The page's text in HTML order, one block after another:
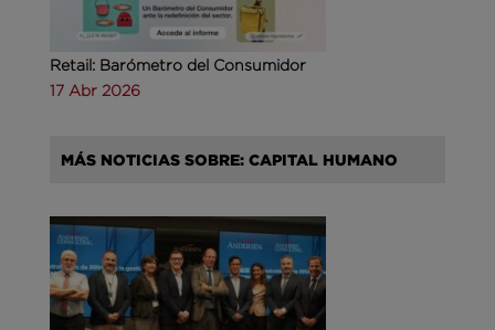
Retail: Barómetro del Consumidor
17 Abr 2026
MÁS NOTICIAS SOBRE: CAPITAL HUMANO